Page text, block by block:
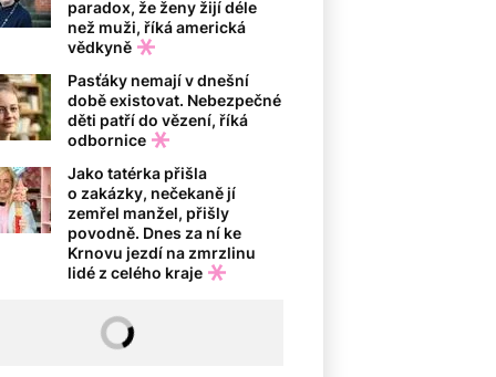
paradox, že ženy žijí déle
než muži, říká americká
vědkyně
Pasťáky nemají v dnešní
době existovat. Nebezpečné
děti patří do vězení, říká
odbornice
Jako tatérka přišla
o zakázky, nečekaně jí
zemřel manžel, přišly
povodně. Dnes za ní ke
Krnovu jezdí na zmrzlinu
lidé z celého kraje